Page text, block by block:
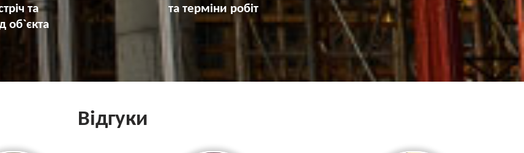
та
об`єкта
та терміни робіт
Відгуки